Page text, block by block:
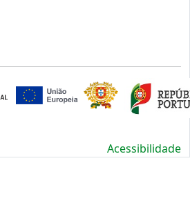
Acessibilidade